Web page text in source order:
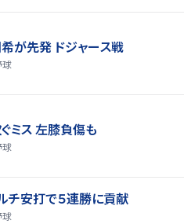
希が先発 ドジャース戦
球
ミス 左膝負傷も
球
安打で５連勝に貢献
球